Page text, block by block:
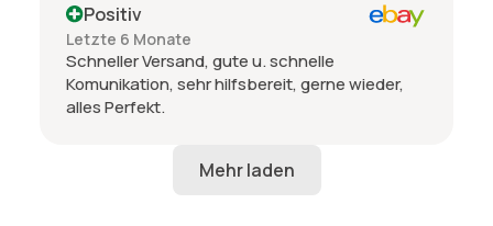
Positiv
Letzte 6 Monate
Schneller Versand, gute u. schnelle
Komunikation, sehr hilfsbereit, gerne wieder,
alles Perfekt.